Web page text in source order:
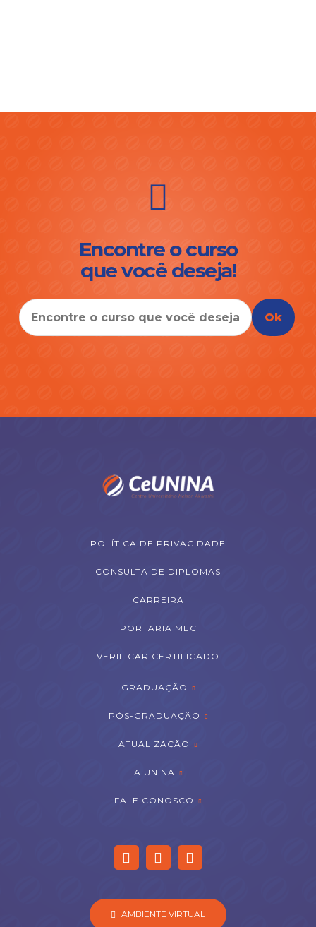
Encontre o curso
que você deseja!
Ok
POLÍTICA DE PRIVACIDADE
CONSULTA DE DIPLOMAS
CARREIRA
PORTARIA MEC
VERIFICAR CERTIFICADO
GRADUAÇÃO
PÓS-GRADUAÇÃO
ATUALIZAÇÃO
A UNINA
FALE CONOSCO
AMBIENTE VIRTUAL